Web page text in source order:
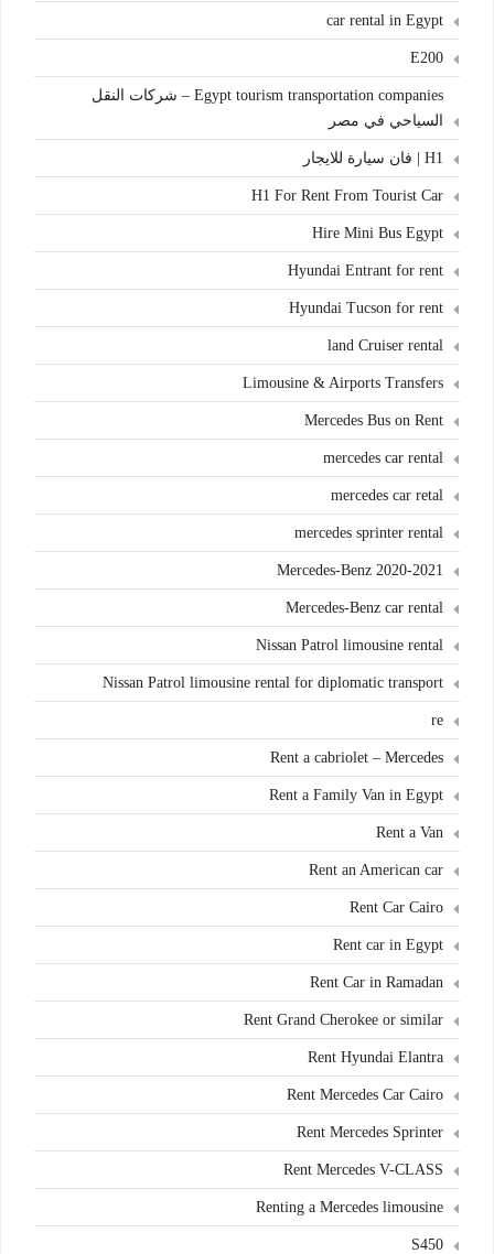
car rental in Egypt
E200
Egypt tourism transportation companies – شركات النقل
السياحي في مصر
H1 | فان سيارة للايجار
H1 For Rent From Tourist Car
Hire Mini Bus Egypt
Hyundai Entrant for rent
Hyundai Tucson for rent
land Cruiser rental
Limousine & Airports Transfers
Mercedes Bus on Rent
mercedes car rental
mercedes car retal
mercedes sprinter rental
Mercedes-Benz 2020-2021
Mercedes-Benz car rental
Nissan Patrol limousine rental
Nissan Patrol limousine rental for diplomatic transport
re
Rent a cabriolet – Mercedes
Rent a Family Van in Egypt
Rent a Van
Rent an American car
Rent Car Cairo
Rent car in Egypt
Rent Car in Ramadan
Rent Grand Cherokee or similar
Rent Hyundai Elantra
Rent Mercedes Car Cairo
Rent Mercedes Sprinter
Rent Mercedes V-CLASS
Renting a Mercedes limousine
S450